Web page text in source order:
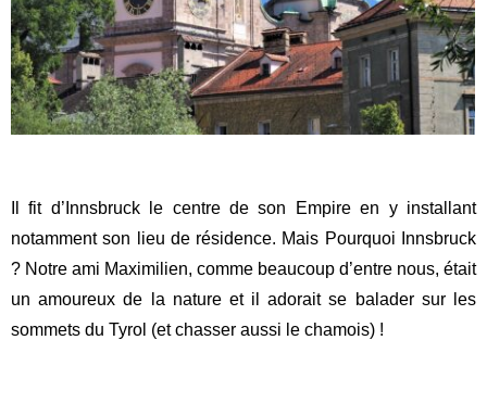
Il fit d’Innsbruck le centre de son Empire en y installant
notamment son lieu de résidence. Mais Pourquoi Innsbruck
? Notre ami Maximilien, comme beaucoup d’entre nous, était
un amoureux de la nature et il adorait se balader sur les
sommets du Tyrol (et chasser aussi le chamois) !